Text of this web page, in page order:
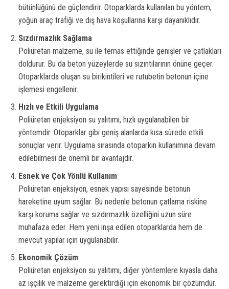
bütünlüğünü de güçlendirir. Otoparklarda kullanılan bu yöntem,
yoğun araç trafiği ve dış hava koşullarına karşı dayanıklıdır.
Sızdırmazlık Sağlama
Poliüretan malzeme, su ile temas ettiğinde genişler ve çatlakları
doldurur. Bu da beton yüzeylerde su sızıntılarının önüne geçer.
Otoparklarda oluşan su birikintileri ve rutubetin betonun içine
işlemesi engellenir.
Hızlı ve Etkili Uygulama
Poliüretan enjeksiyon su yalıtımı, hızlı uygulanabilen bir
yöntemdir. Otoparklar gibi geniş alanlarda kısa sürede etkili
sonuçlar verir. Uygulama sırasında otoparkın kullanımına devam
edilebilmesi de önemli bir avantajdır.
Esnek ve Çok Yönlü Kullanım
Poliüretan enjeksiyon, esnek yapısı sayesinde betonun
hareketine uyum sağlar. Bu nedenle betonun çatlama riskine
karşı koruma sağlar ve sızdırmazlık özelliğini uzun süre
muhafaza eder. Hem yeni inşa edilen otoparklarda hem de
mevcut yapılar için uygulanabilir.
Ekonomik Çözüm
Poliüretan enjeksiyon su yalıtımı, diğer yöntemlere kıyasla daha
az işçilik ve malzeme gerektirdiği için ekonomik bir çözümdür.